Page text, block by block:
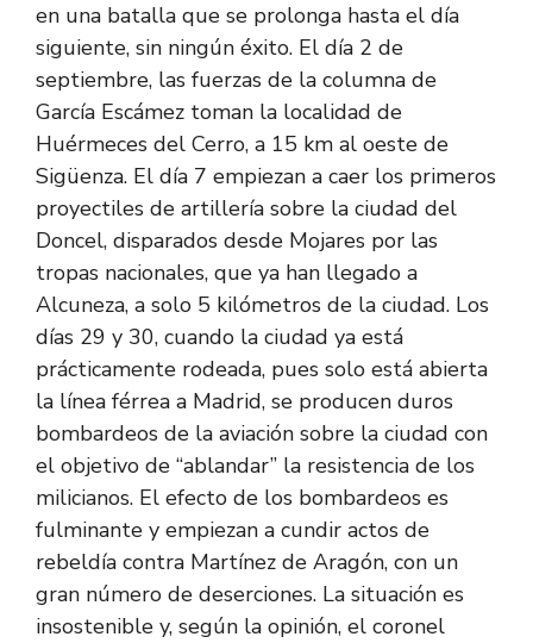
en una batalla que se prolonga hasta el día
siguiente, sin ningún éxito. El día 2 de
septiembre, las fuerzas de la columna de
García Escámez toman la localidad de
Huérmeces del Cerro, a 15 km al oeste de
Sigüenza. El día 7 empiezan a caer los primeros
proyectiles de artillería sobre la ciudad del
Doncel, disparados desde Mojares por las
tropas nacionales, que ya han llegado a
Alcuneza, a solo 5 kilómetros de la ciudad. Los
días 29 y 30, cuando la ciudad ya está
prácticamente rodeada, pues solo está abierta
la línea férrea a Madrid, se producen duros
bombardeos de la aviación sobre la ciudad con
el objetivo de “ablandar” la resistencia de los
milicianos. El efecto de los bombardeos es
fulminante y empiezan a cundir actos de
rebeldía contra Martínez de Aragón, con un
gran número de deserciones. La situación es
insostenible y, según la opinión, el coronel